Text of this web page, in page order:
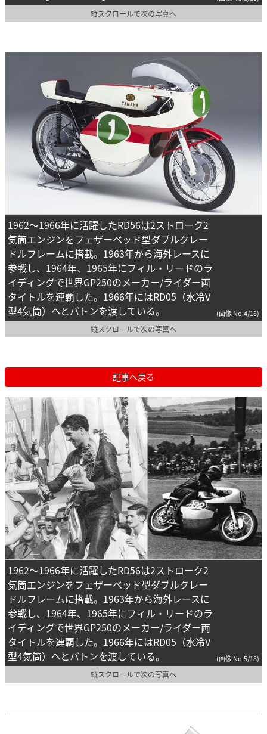
縦スクロールで次の写真へ
1962～1966年に活躍したRD56は2ストローク2
気筒エンジンをフェザーベッド型ダブルクレー
ドルフレームに搭載。1963年から海外レースに
参戦し、1964年、1965年にフィル・リードのラ
イディングで世界GP250のメーカー/ライダー両
タイトルを連覇した。1966年にはRD05（水冷V
型4気筒）へとバトンを渡している。
(画像 No.4/18)
縦スクロールで次の写真へ
記事へ戻る
1962～1966年に活躍したRD56は2ストローク2
気筒エンジンをフェザーベッド型ダブルクレー
ドルフレームに搭載。1963年から海外レースに
参戦し、1964年、1965年にフィル・リードのラ
イディングで世界GP250のメーカー/ライダー両
タイトルを連覇した。1966年にはRD05（水冷V
型4気筒）へとバトンを渡している。
(画像 No.5/18)
縦スクロールで次の写真へ